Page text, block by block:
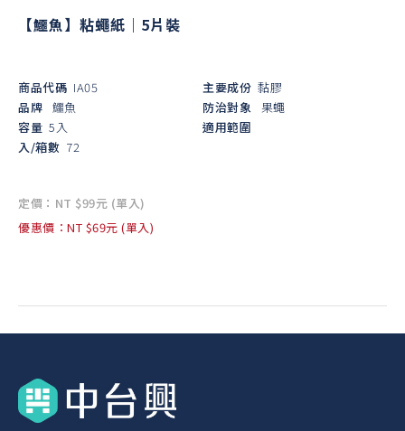
【鱷魚】粘蠅紙｜5片裝
商品代碼 IA05
品牌 鱷魚
容量 5入
入/箱數 72
主要成份 黏膠
防治對象 果蠅
適用範圍
定價：NT $99元 (單入)
優惠價：NT $69元 (單入)